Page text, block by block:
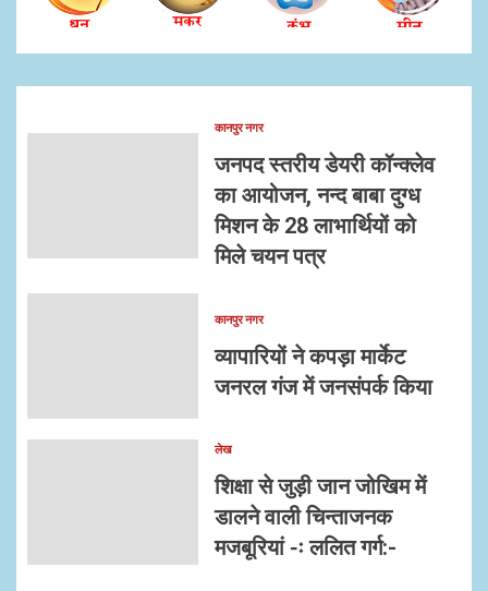
कानपुर नगर
जनपद स्तरीय डेयरी कॉन्क्लेव
का आयोजन, नन्द बाबा दुग्ध
मिशन के 28 लाभार्थियों को
मिले चयन पत्र
कानपुर नगर
व्यापारियों ने कपड़ा मार्केट
जनरल गंज में जनसंपर्क किया
लेख
शिक्षा से जुड़ी जान जोखिम में
डालने वाली चिन्ताजनक
मजबूरियां -ः ललित गर्ग:-